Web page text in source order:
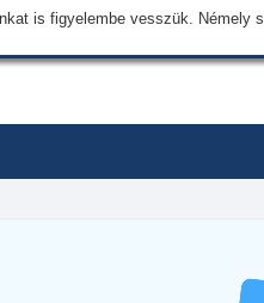
is figyelembe vesszük. Némely